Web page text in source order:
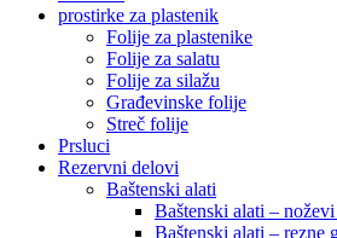
prostirke za plastenik
Folije za plastenike
Folije za salatu
Folije za silažu
Građevinske folije
Streč folije
Prsluci
Rezervni delovi
Baštenski alati
Baštenski alati –
Baštenski alati – rezne